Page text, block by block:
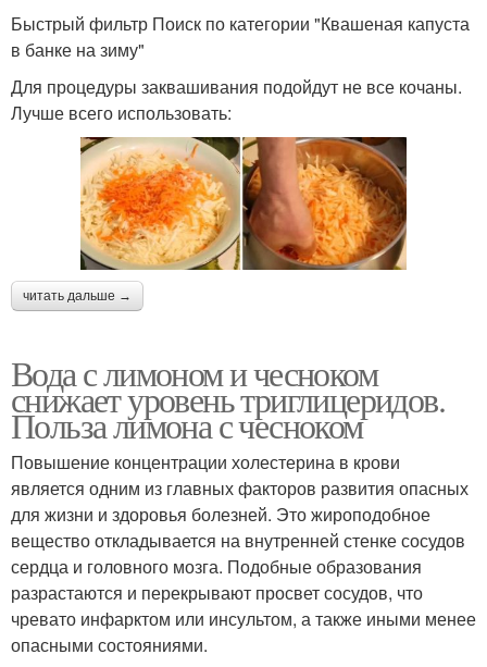
Быстрый фильтр Поиск по категории "Квашеная капуста
в банке на зиму"
Для процедуры заквашивания подойдут не все кочаны.
Лучше всего использовать:
читать дальше →
Вода с лимоном и чесноком
снижает уровень триглицеридов.
Польза лимона с чесноком
Повышение концентрации холестерина в крови
является одним из главных факторов развития опасных
для жизни и здоровья болезней. Это жироподобное
вещество откладывается на внутренней стенке сосудов
сердца и головного мозга. Подобные образования
разрастаются и перекрывают просвет сосудов, что
чревато инфарктом или инсультом, а также иными менее
опасными состояниями.